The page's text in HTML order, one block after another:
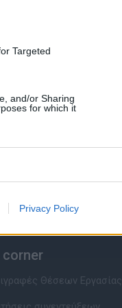
Targeted
and/or Sharing
for which it
Privacy Policy
corner
Θέσεων Εργασίας